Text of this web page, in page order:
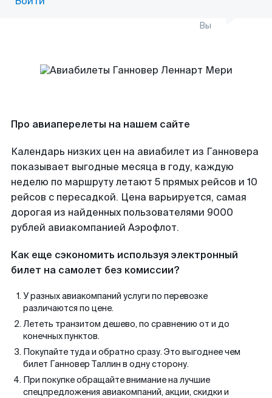
Вы
Про авиаперелеты на нашем сайте
Календарь низких цен на авиабилет из Ганновера
показывает выгодные месяца в году, каждую
неделю по маршруту летают 5 прямых рейсов и 10
рейсов с пересадкой. Цена варьируется, самая
дорогая из найденных пользователями 9000
рублей авиакомпанией Аэрофлот.
Как еще сэкономить используя электронный
билет на самолет без комиссии?
У разных авиакомпаний услуги по перевозке
различаются по цене.
Лететь транзитом дешево, по сравнению от и до
конечных пунктов.
Покупайте туда и обратно сразу. Это выгоднее чем
билет Ганновер Таллин в одну сторону.
При покупке обращайте внимание на лучшие
спецпредложения авиакомпаний, акции, скидки и